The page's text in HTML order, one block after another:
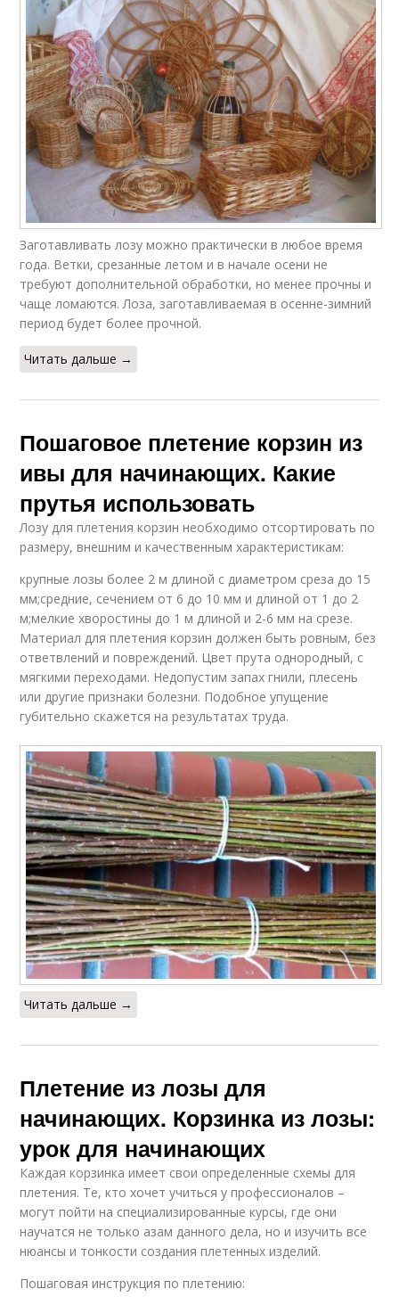
Заготавливать лозу можно практически в любое время
года. Ветки, срезанные летом и в начале осени не
требуют дополнительной обработки, но менее прочны и
чаще ломаются. Лоза, заготавливаемая в осенне-зимний
период будет более прочной.
Читать дальше →
Пошаговое плетение корзин из
ивы для начинающих. Какие
прутья использовать
Лозу для плетения корзин необходимо отсортировать по
размеру, внешним и качественным характеристикам:
крупные лозы более 2 м длиной с диаметром среза до 15
мм;средние, сечением от 6 до 10 мм и длиной от 1 до 2
м;мелкие хворостины до 1 м длиной и 2-6 мм на срезе.
Материал для плетения корзин должен быть ровным, без
ответвлений и повреждений. Цвет прута однородный, с
мягкими переходами. Недопустим запах гнили, плесень
или другие признаки болезни. Подобное упущение
губительно скажется на результатах труда.
Читать дальше →
Плетение из лозы для
начинающих. Корзинка из лозы:
урок для начинающих
Каждая корзинка имеет свои определенные схемы для
плетения. Те, кто хочет учиться у профессионалов –
могут пойти на специализированные курсы, где они
научатся не только азам данного дела, но и изучить все
нюансы и тонкости создания плетенных изделий.
Пошаговая инструкция по плетению: